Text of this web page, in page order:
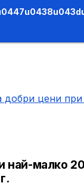
(AJAX)n n”); } });
добри цени
най-малко